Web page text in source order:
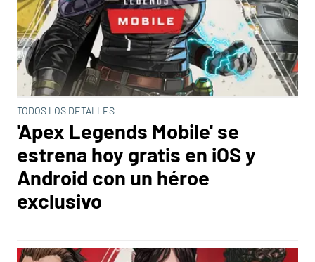
TODOS LOS DETALLES
'Apex Legends Mobile' se
estrena hoy gratis en iOS y
Android con un héroe
exclusivo